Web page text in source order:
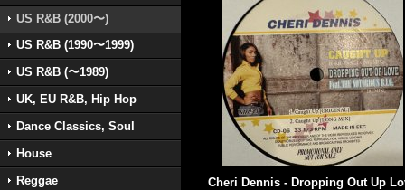
US R&B (2000〜)
US R&B (1990〜1999)
US R&B (〜1989)
UK, EU R&B, Hip Hop
Dance Classics, Soul
House
Reggae
Cheri Dennis - Dropping Out Up